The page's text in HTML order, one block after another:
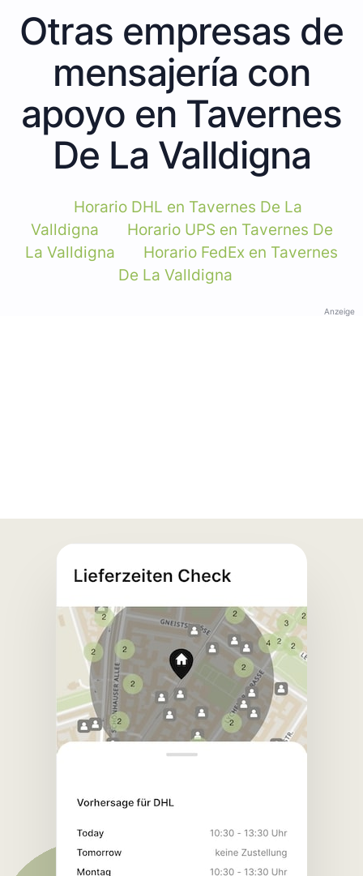
Otras empresas de
mensajería con
apoyo en Tavernes
De La Valldigna
Horario DHL en Tavernes De La
Valldigna
Horario UPS en Tavernes De
La Valldigna
Horario FedEx en Tavernes
De La Valldigna
Anzeige